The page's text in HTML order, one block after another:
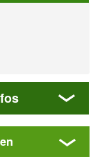
oder
Farbe und
in einem
Junge
vom älteren